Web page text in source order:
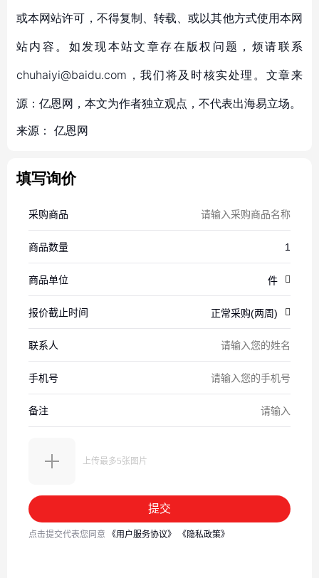
或本网站许可，不得复制、转载、或以其他方式使用本网
站内容。如发现本站文章存在版权问题，烦请联系
chuhaiyi@baidu.com，我们将及时核实处理。文章来
源：亿恩网，本文为作者独立观点，不代表出海易立场。
来源： 亿恩网
填写询价